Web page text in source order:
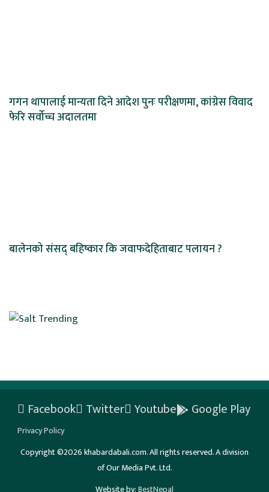
गगन थापालाई मान्यता दिने आदेश पुनः परीक्षणमा, कांग्रेस विवाद
फेरि सर्वोच्च अदालतमा
बालेनको संसद् बहिष्कार कि जवाफदेहिताबाट पलायन ?
Facebook Twitter Youtube Google Play
Privacy Policy
Copyright ©2026 khabardabali.com. All rights reserved. A division
of Our Media Pvt. Ltd.
Website by:BestNepal